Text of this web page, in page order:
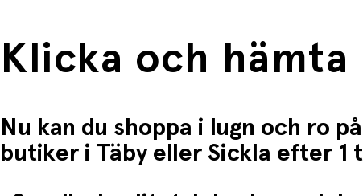
Klicka och hämta
Nu kan du shoppa i lugn och ro
butiker i Täby eller Sickla efter